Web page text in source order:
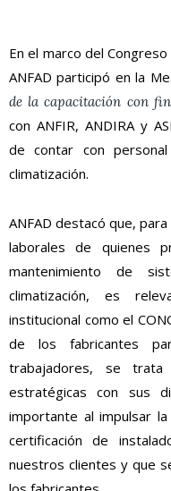
En el marco del
ANFAD participó en la
de la capacitación con
con ANFIR, ANDIRA y
de contar con
climatización.
ANFAD destacó que,
laborales de quienes
mantenimiento de
climatización, es
institucional como el
de los fabricantes
trabajadores, se
estratégicas con sus
importante al impulsar la
certificación de
nuestros clientes y que